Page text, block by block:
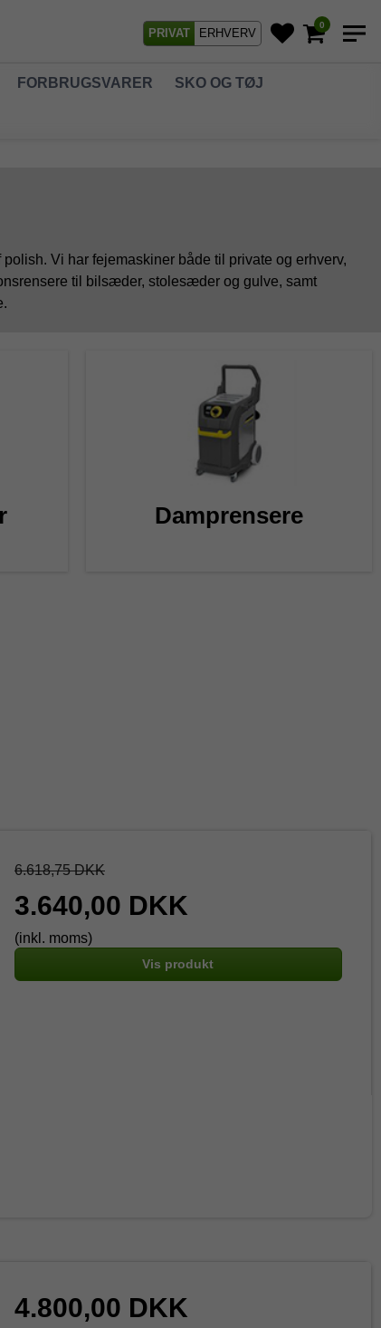
PRIVAT ERHVERV
0
FORBRUGSVARER SKO OG TØJ
Vi har fejemaskiner både til private og erhverv,
til bilsæder, stolesæder og gulve, samt
Damprensere
6.618,75 DKK
3.640,00 DKK
(inkl. moms)
Vis produkt
4.800,00 DKK